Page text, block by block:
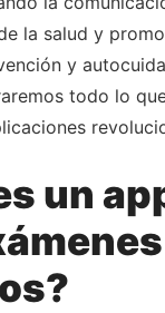
la salud y
y
todo lo
un